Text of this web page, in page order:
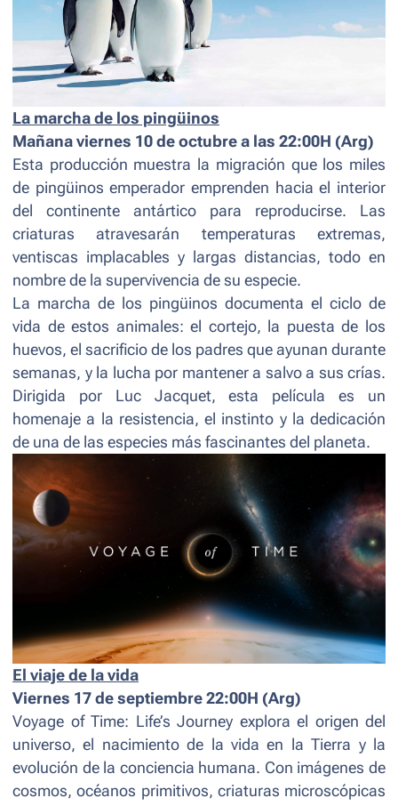
La marcha de los pingüinos
Mañana viernes 10 de octubre a las 22:00H (Arg)
Esta producción muestra la migración que los miles
de pingüinos emperador emprenden hacia el interior
del continente antártico para reproducirse. Las
criaturas atravesarán temperaturas extremas,
ventiscas implacables y largas distancias, todo en
nombre de la supervivencia de su especie.
La marcha de los pingüinos documenta el ciclo de
vida de estos animales: el cortejo, la puesta de los
huevos, el sacrificio de los padres que ayunan durante
semanas, y la lucha por mantener a salvo a sus crías.
Dirigida por Luc Jacquet, esta película es un
homenaje a la resistencia, el instinto y la dedicación
de una de las especies más fascinantes del planeta.
El viaje de la vida
Viernes 17 de septiembre 22:00H (Arg)
Voyage of Time: Life’s Journey explora el origen del
universo, el nacimiento de la vida en la Tierra y la
evolución de la conciencia humana. Con imágenes de
cosmos, océanos primitivos, criaturas microscópicas